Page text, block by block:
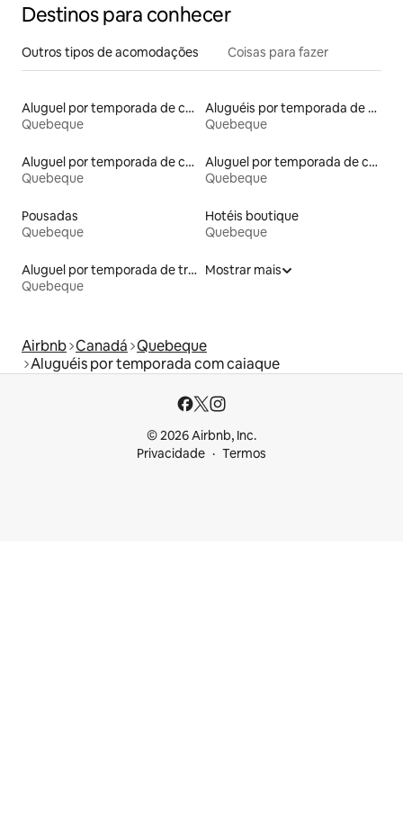
Destinos para conhecer
Outros tipos de acomodações Coisas para fazer
Aluguel por temporada de contêineres
Quebeque
Aluguéis por temporada de celeiros
Quebeque
Aluguel por temporada de casas na árvore
Quebeque
Aluguel por temporada de casas arredondadas
Quebeque
Pousadas
Quebeque
Hotéis boutique
Quebeque
Aluguel por temporada de trailers
Quebeque
Mostrar mais
Airbnb Canadá Quebeque
Aluguéis por temporada com caiaque
© 2026 Airbnb, Inc.
Privacidade
Termos